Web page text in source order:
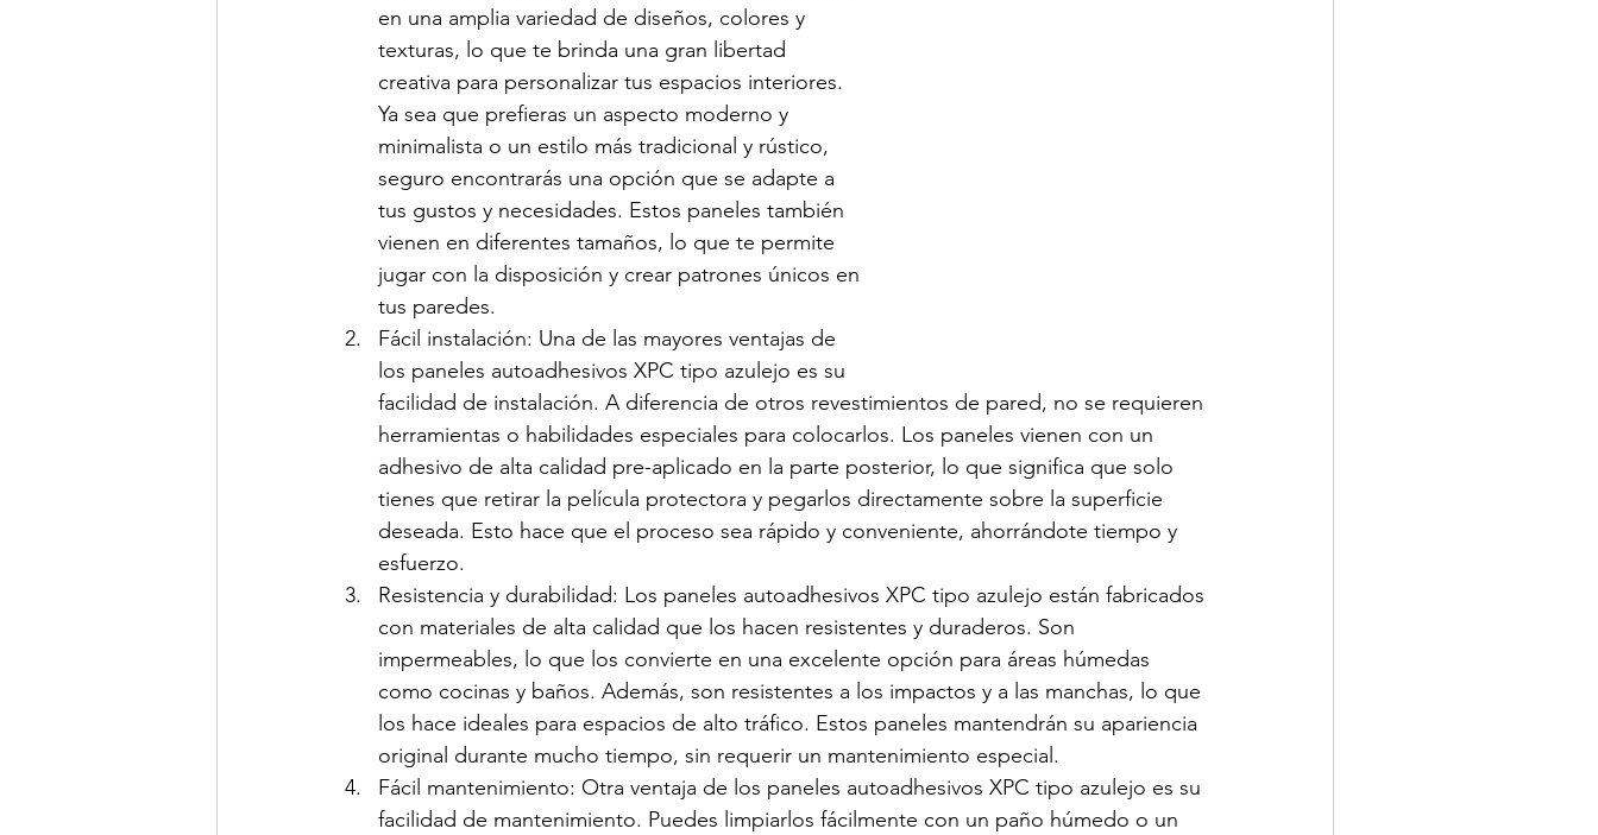
en una amplia variedad de diseños, colores y
texturas, lo que te brinda una gran libertad
creativa para personalizar tus espacios interiores.
Ya sea que prefieras un aspecto moderno y
minimalista o un estilo más tradicional y rústico,
seguro encontrarás una opción que se adapte a
tus gustos y necesidades. Estos paneles también
vienen en diferentes tamaños, lo que te permite
jugar con la disposición y crear patrones únicos en
tus paredes.
Fácil instalación: Una de las mayores ventajas de
los paneles autoadhesivos XPC tipo azulejo es su
facilidad de instalación. A diferencia de otros revestimientos de pared, no se requieren
herramientas o habilidades especiales para colocarlos. Los paneles vienen con un
adhesivo de alta calidad pre-aplicado en la parte posterior, lo que significa que solo
tienes que retirar la película protectora y pegarlos directamente sobre la superficie
deseada. Esto hace que el proceso sea rápido y conveniente, ahorrándote tiempo y
esfuerzo.
Resistencia y durabilidad: Los paneles autoadhesivos XPC tipo azulejo están fabricados
con materiales de alta calidad que los hacen resistentes y duraderos. Son
impermeables, lo que los convierte en una excelente opción para áreas húmedas
como cocinas y baños. Además, son resistentes a los impactos y a las manchas, lo que
los hace ideales para espacios de alto tráfico. Estos paneles mantendrán su apariencia
original durante mucho tiempo, sin requerir un mantenimiento especial.
Fácil mantenimiento: Otra ventaja de los paneles autoadhesivos XPC tipo azulejo es su
facilidad de mantenimiento. Puedes limpiarlos fácilmente con un paño húmedo o un